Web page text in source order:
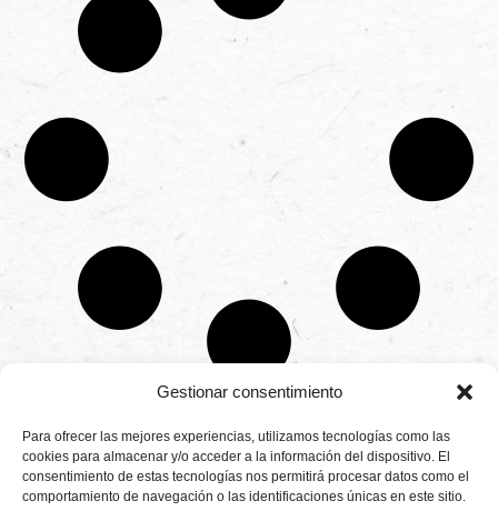
Gestionar consentimiento
Para ofrecer las mejores experiencias, utilizamos tecnologías como las
cookies para almacenar y/o acceder a la información del dispositivo. El
consentimiento de estas tecnologías nos permitirá procesar datos como el
comportamiento de navegación o las identificaciones únicas en este sitio.
Productores
de
fresas,
CONTÁCTANOS
Camino de
Montemayor s/n
21800 Moguer.
Huelva ESPAÑA.
Aviso legal
Política de
privacidad